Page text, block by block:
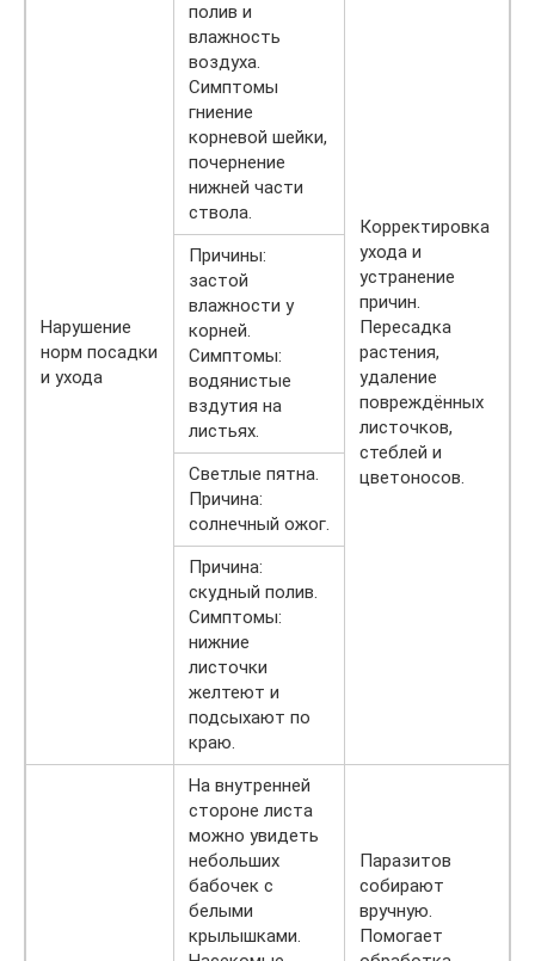
Нарушение
норм посадки
и ухода
полив и
влажность
воздуха.
Симптомы
гниение
корневой шейки,
почернение
нижней части
ствола.
Корректировка
ухода и
устранение
причин.
Пересадка
растения,
удаление
повреждённых
листочков,
стеблей и
цветоносов.
Причины:
застой
влажности у
корней.
Симптомы:
водянистые
вздутия на
листьях.
Светлые пятна.
Причина:
солнечный ожог.
Причина:
скудный полив.
Симптомы:
нижние
листочки
желтеют и
подсыхают по
краю.
На внутренней
стороне листа
можно увидеть
небольших
бабочек с
белыми
крылышками.
Паразитов
собирают
вручную.
Помогает